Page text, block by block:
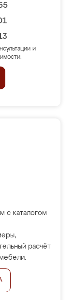
и
с каталогом
расчёт